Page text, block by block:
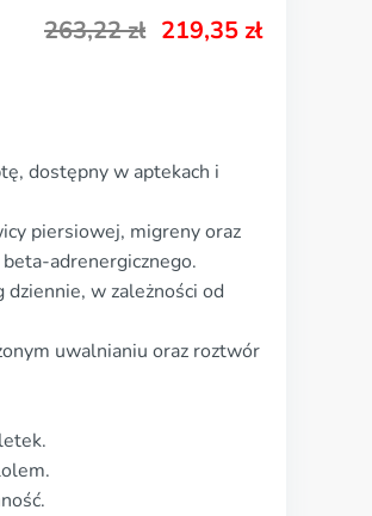
263,22zł 219,35 zł
dostępny w aptekach i
piersiowej, migreny oraz
adrenergicznego.
w zależności od
uwalnianiu oraz roztwór